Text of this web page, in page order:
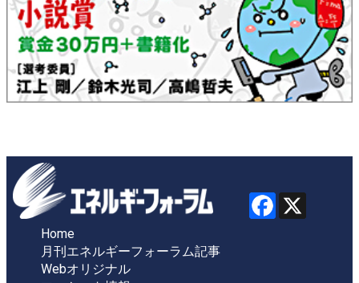
Home
月刊エネルギーフォーラム記事
Webオリジナル